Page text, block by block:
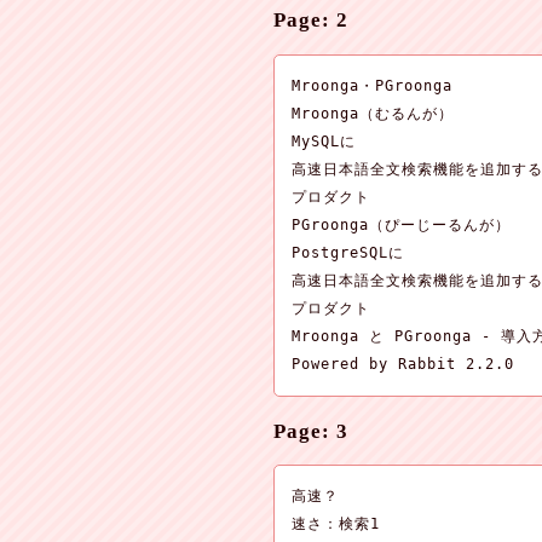
Page: 2
Mroonga・PGroonga
Mroonga（むるんが）
MySQLに
高速日本語全文検索機能を追加する
プロダクト
PGroonga（ぴーじーるんが）
PostgreSQLに
高速日本語全文検索機能を追加する
プロダクト
Mroonga と PGroonga - 導入
Powered by Rabbit 2.2.0
Page: 3
高速？
速さ：検索1